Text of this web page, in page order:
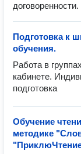
договоренности.
Подготовка к
обучения.
Работа в
кабинете.
подготовка
Обучение
методике